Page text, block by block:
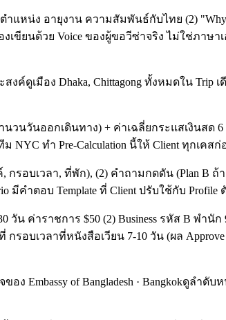
ำแหน่ง อายุงาน ความสัมพันธ์กับไทย (2)
เขียนด้วย Voice ของผู้ขอวีซ่าจริง ไม่ใช่ภาษ
เมือง Dhaka, Chittagong ทั้งหมดใน Trip เ
ำนวนวันออกเดินทาง) + ค่าเฉลี่ยกระแสเงิน
ทำ Pre-Calculation นี้ให้ Client ทุกเคส
รอบเวลา, ที่พัก), (2) คำถามกดดัน (Plan B
ำตอบ Template ที่ Client ปรับใช้กับ Profile
น ค่าราชการ $50 (2) Business รหัส B พำนัก
เวลาที่หนังสือเวียน 7-10 วัน (ผล Approve เ
อง Embassy of Bangladesh · Bangkokดูล